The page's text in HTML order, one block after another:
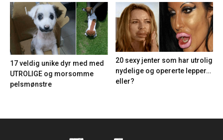
17 veldig unike dyr med med
UTROLIGE og morsomme
pelsmønstre
20 sexy jenter som har utrolig
nydelige og opererte lepper…
eller?